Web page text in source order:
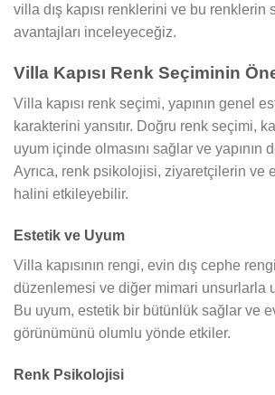
villa dış kapısı renklerini ve bu renklerin
avantajları inceleyeceğiz.
Villa Kapısı Renk Seçiminin
Villa kapısı renk seçimi, yapının genel
karakterini yansıtır. Doğru renk seçimi,
uyum içinde olmasını sağlar ve yapının
Ayrıca, renk psikolojisi, ziyaretçilerin ve
halini etkileyebilir.
Estetik ve Uyum
Villa kapısının rengi, evin dış cephe
düzenlemesi ve diğer mimari unsurlarla
Bu uyum, estetik bir bütünlük sağlar ve
görünümünü olumlu yönde etkiler.
Renk Psikolojisi